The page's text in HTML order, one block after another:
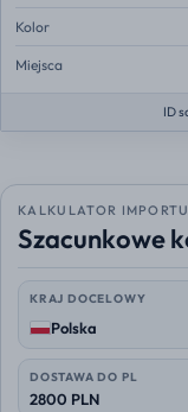
Kolor
Miejsca
ID
KALKULATOR IMPORTU
Szacunkowe
KRAJ DOCELOWY
Polska
DOSTAWA DO PL
2800 PLN